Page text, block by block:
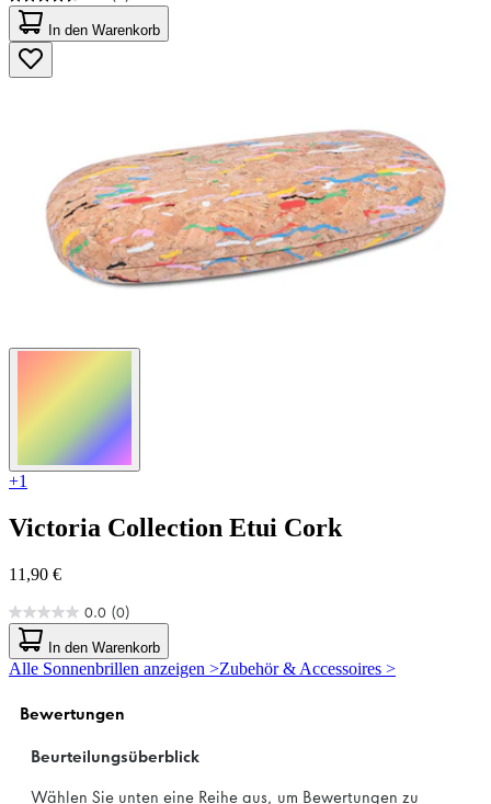
4.7
von
5
Sternen.
3
In den Warenkorb
+1
Victoria Collection Etui Cork
11,90 €
0.0 (0)
0.0
von
5
Sternen.
In den Warenkorb
Alle Sonnenbrillen anzeigen >Zubehör & Accessoires >